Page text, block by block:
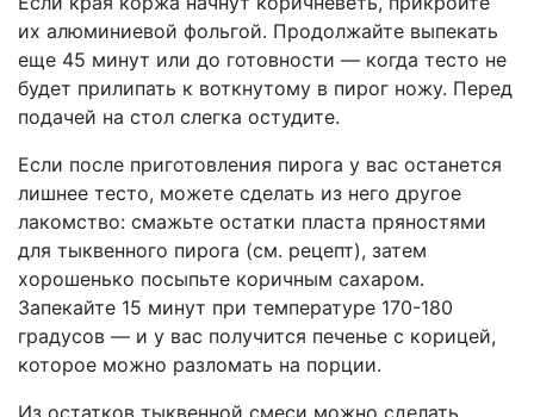
их алюминиевой фольгой. Продолжайте выпекать
еще 45 минут или до готовности — когда тесто не
будет прилипать к воткнутому в пирог ножу. Перед
подачей на стол слегка остудите.
Если после приготовления пирога у вас останется
лишнее тесто, можете сделать из него другое
лакомство: смажьте остатки пласта пряностями
для тыквенного пирога (см. рецепт), затем
хорошенько посыпьте коричным сахаром.
Запекайте 15 минут при температуре 170-180
градусов — и у вас получится печенье с корицей,
которое можно разломать на порции.
Из остатков тыквенной смеси можно сделать